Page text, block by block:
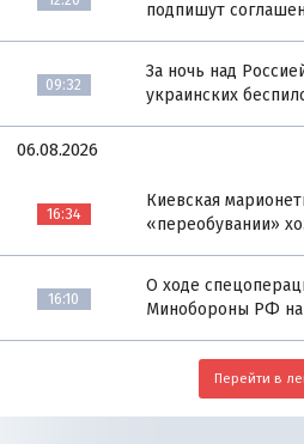
подпишут
09:32
За ночь над
украинских
06.08.2026
16:34
Киевская
«переобувании»
16:10
О ходе
Минобороны РФ на
Перейти в